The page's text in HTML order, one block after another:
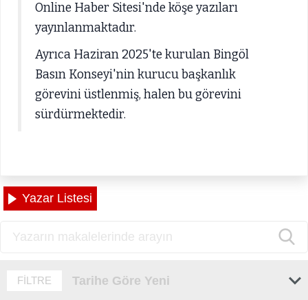
Online Haber Sitesi'nde köşe yazıları
yayınlanmaktadır.
Ayrıca Haziran 2025'te kurulan Bingöl
Basın Konseyi'nin kurucu başkanlık
görevini üstlenmiş, halen bu görevini
sürdürmektedir.
Yazar Listesi
FİLTRE Tarihe Göre Yeni